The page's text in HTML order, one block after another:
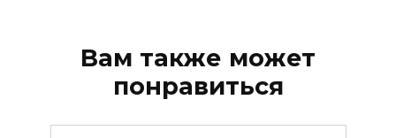
Вам также может
понравиться